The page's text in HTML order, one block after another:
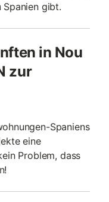
Spanien gibt.
in Nou
zur
Spaniens
eine
Problem, dass